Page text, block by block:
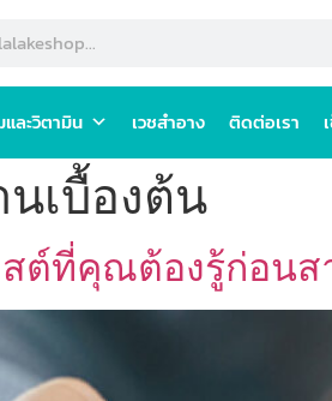
และวิตามิน เวชสำอาง ติดต่อเรา
นเบื้องต้น
ต์ที่คุณต้องรู้ก่อนส